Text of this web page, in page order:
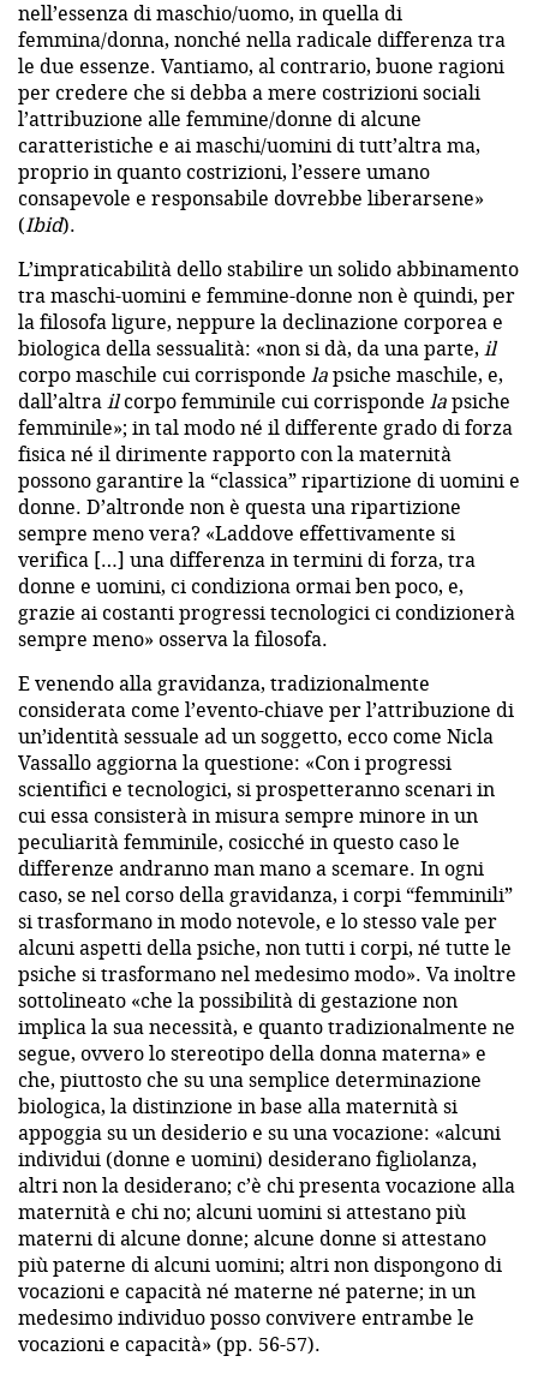
nell’essenza di maschio/uomo, in quella di
femmina/donna, nonché nella radicale differenza tra
le due essenze. Vantiamo, al contrario, buone ragioni
per credere che si debba a mere costrizioni sociali
l’attribuzione alle femmine/donne di alcune
caratteristiche e ai maschi/uomini di tutt’altra ma,
proprio in quanto costrizioni, l’essere umano
consapevole e responsabile dovrebbe liberarsene»
(Ibid).
L’impraticabilità dello stabilire un solido abbinamento
tra maschi-uomini e femmine-donne non è quindi, per
la filosofa ligure, neppure la declinazione corporea e
biologica della sessualità: «non si dà, da una parte, il
corpo maschile cui corrisponde lapsiche maschile, e,
dall’altrailcorpo femminile cui corrisponde lapsiche
femminile»; in tal modo né il differente grado di forza
fisica né il dirimente rapporto con la maternità
possono garantire la “classica” ripartizione di uomini e
donne. D’altronde non è questa una ripartizione
sempre meno vera? «Laddove effettivamente si
verifica […] una differenza in termini di forza, tra
donne e uomini, ci condiziona ormai ben poco, e,
grazie ai costanti progressi tecnologici ci condizionerà
sempre meno» osserva la filosofa.
E venendo alla gravidanza, tradizionalmente
considerata come l’evento-chiave per l’attribuzione di
un’identità sessuale ad un soggetto, ecco come Nicla
Vassallo aggiorna la questione: «Con i progressi
scientifici e tecnologici, si prospetteranno scenari in
cui essa consisterà in misura sempre minore in un
peculiarità femminile, cosicché in questo caso le
differenze andranno man mano a scemare. In ogni
caso, se nel corso della gravidanza, i corpi “femminili”
si trasformano in modo notevole, e lo stesso vale per
alcuni aspetti della psiche, non tutti i corpi, né tutte le
psiche si trasformano nel medesimo modo». Va inoltre
sottolineato «che la possibilità di gestazione non
implica la sua necessità, e quanto tradizionalmente ne
segue, ovvero lo stereotipo della donna materna» e
che, piuttosto che su una semplice determinazione
biologica, la distinzione in base alla maternità si
appoggia su un desiderio e su una vocazione: «alcuni
individui (donne e uomini) desiderano figliolanza,
altri non la desiderano; c’è chi presenta vocazione alla
maternità e chi no; alcuni uomini si attestano più
materni di alcune donne; alcune donne si attestano
più paterne di alcuni uomini; altri non dispongono di
vocazioni e capacità né materne né paterne; in un
medesimo individuo posso convivere entrambe le
vocazioni e capacità» (pp. 56-57).